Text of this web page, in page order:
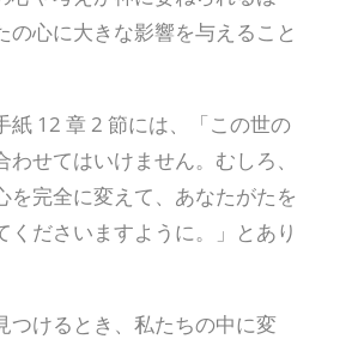
の心に大きな影響を与えること
紙 12 章 2 節には、「この世の
せてはいけません。むしろ、
を完全に変えて、あなたがたを
くださいますように。」とあり
つけるとき、私たちの中に変